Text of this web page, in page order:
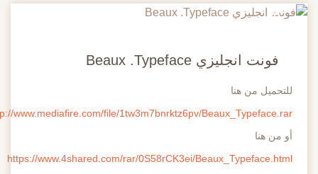
20
فونت انجليزي Beaux .Typeface
للتحميل من هنا
http://www.mediafire.com/file/1tw3m7bnrktz6pv/Beaux_Typeface.rar
أو من هنا
https://www.4shared.com/rar/0S58rCK3ei/Beaux_Typeface.html